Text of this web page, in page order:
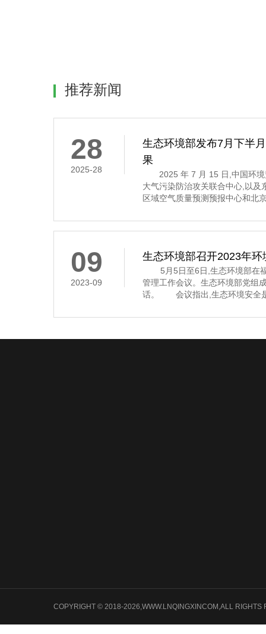
推荐新闻
28
2025-28
生态环境部发布7月下半
果
2025 年 7 月 15 日,中国环境
大气污染防治攻关联合中心,以及
区域空气质量预测预报中心和北
示,7 月下半月全国大部分地区空
其中,京津冀及
09
2023-09
生态环境部召开2023年
5月5日至6日,生态环境部在福
管理工作会议。生态环境部党组
话。 会议指出,生态环境安全
安全,多次作出重要指示批示,为
近年来,全国环
COPYRIGHT © 2018-2026,WWW.LNQINGXINCOM,ALL